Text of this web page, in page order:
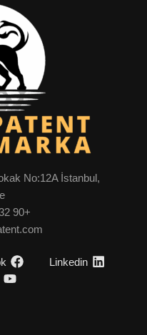
No:12A İstanbul,
+90 532 689 48 18
Linkedin